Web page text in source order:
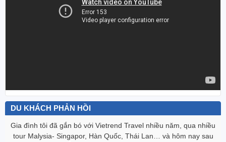
DU KHÁCH PHẢN HỒI
Gia đình tôi đã gắn bó với Vietrend Travel nhiều năm, qua nhiều
tour Malysia- Singapor, Hàn Quốc, Thái Lan… và hôm nay sau